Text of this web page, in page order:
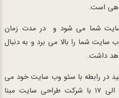
است.
شما می شود و در مدت زمان
سایت شما را بالا می برد و به دنبال
داشت.
در رابطه با سئو وب سایت خود می
توانید در ساعات اداری 9 صبح الی 17 با شرکت طراحی سایت مبنا